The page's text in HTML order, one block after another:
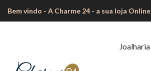
Bem vindo - A Charme 24 - a sua loja Online
Joalharia